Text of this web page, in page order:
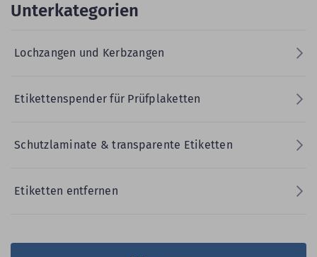
Unterkategorien
Lochzangen und Kerbzangen
Etikettenspender für Prüfplaketten
Schutzlaminate & transparente Etiketten
Etiketten entfernen